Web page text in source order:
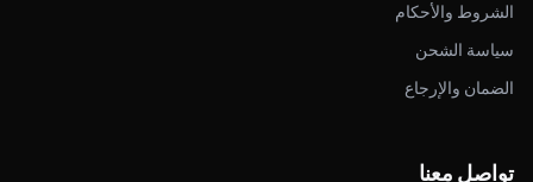
الشروط والأحكام
سياسة الشحن
الضمان والإرجاع
تواصل معنا